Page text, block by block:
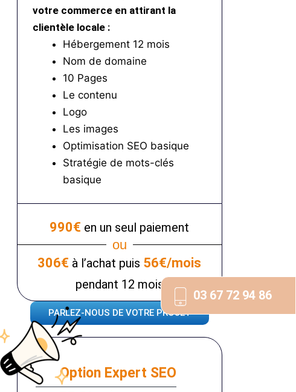
votre commerce en attirant la
clientèle locale :
Hébergement 12 mois
Nom de domaine
10 Pages
Le contenu
Logo
Les images
Optimisation SEO basique
Stratégie de mots-clés
basique
990€ en un seul paiement
ou
306€ à l’achat puis 56€/mois
pendant 12 mois
PARLEZ-NOUS DE VOTRE PROJET
Option Expert SEO
03 67 72 94 86